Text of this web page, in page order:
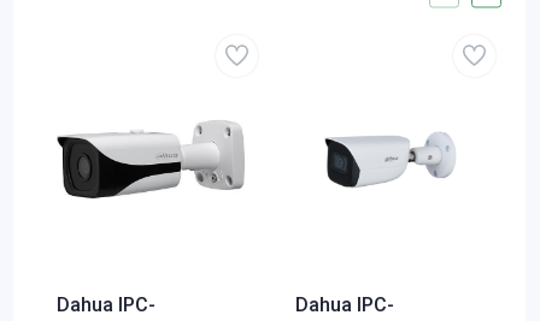
Dahua IPC-
Dahua IPC-